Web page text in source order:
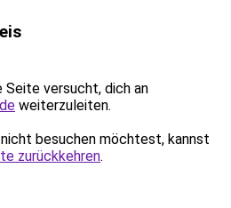
Seite versucht, dich an
weiterzuleiten.
besuchen möchtest, kannst
zurückkehren.